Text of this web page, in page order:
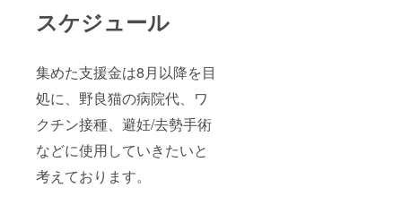
スケジュール
集めた支援金は8月以降を目
処に、野良猫の病院代、ワ
クチン接種、避妊/去勢手術
などに使用していきたいと
考えております。